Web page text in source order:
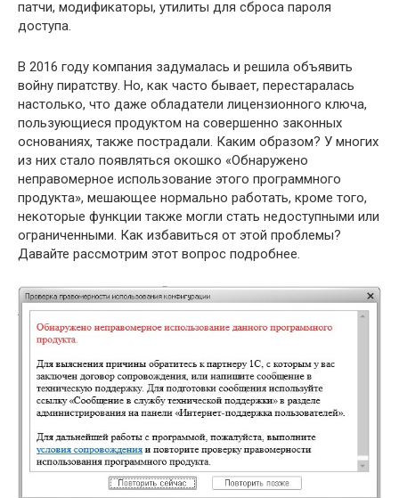
патчи, модификаторы, утилиты для сброса пароля
доступа.
В 2016 году компания задумалась и решила объявить
войну пиратству. Но, как часто бывает, перестаралась
настолько, что даже обладатели лицензионного ключа,
пользующиеся продуктом на совершенно законных
основаниях, также пострадали. Каким образом? У многих
из них стало появляться окошко «Обнаружено
неправомерное использование этого программного
продукта», мешающее нормально работать, кроме того,
некоторые функции также могли стать недоступными или
ограниченными. Как избавиться от этой проблемы?
Давайте рассмотрим этот вопрос подробнее.